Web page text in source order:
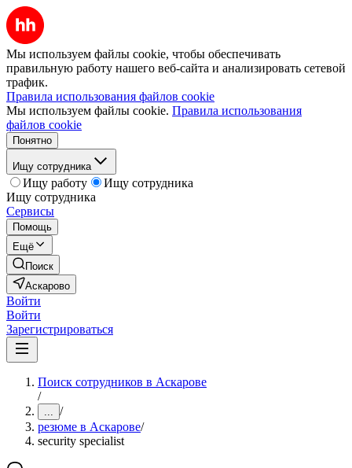
Мы используем файлы cookie, чтобы обеспечивать
правильную работу нашего веб-сайта и анализировать сетевой
трафик.
Правила использования файлов cookie
Мы используем файлы cookie. Правила использования
файлов cookie
Понятно
Ищу сотрудника
Ищу работу
Ищу сотрудника
Ищу сотрудника
Сервисы
Помощь
Ещё
Поиск
Аскарово
Войти
Войти
Зарегистрироваться
Поиск сотрудников в Аскарове
/
... /
резюме в Аскарове/
security specialist